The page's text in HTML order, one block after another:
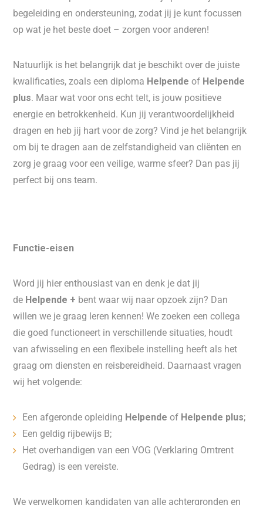
begeleiding en ondersteuning, zodat jij je kunt focussen
op wat je het beste doet – zorgen voor anderen!
Natuurlijk is het belangrijk dat je beschikt over de juiste
kwalificaties, zoals een diploma Helpendeof Helpende
plus. Maar wat voor ons echt telt, is jouw positieve
energie en betrokkenheid. Kun jij verantwoordelijkheid
dragen en heb jij hart voor de zorg? Vind je het belangrijk
om bij te dragen aan de zelfstandigheid van cliënten en
zorg je graag voor een veilige, warme sfeer? Dan pas jij
perfect bij ons team.
Functie-eisen
Word jij hier enthousiast van en denk je dat jij
de Helpende + bent waar wij naar opzoek zijn? Dan
willen we je graag leren kennen! We zoeken een collega
die goed functioneert in verschillende situaties, houdt
van afwisseling en een flexibele instelling heeft als het
graag om diensten en reisbereidheid. Daarnaast vragen
wij het volgende:
Een afgeronde opleiding Helpendeof Helpende plus;
Een geldig rijbewijs B;
Het overhandigen van een VOG (Verklaring Omtrent
Gedrag) is een vereiste.
We verwelkomen kandidaten van alle achtergronden en